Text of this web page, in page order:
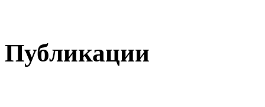
Публикации